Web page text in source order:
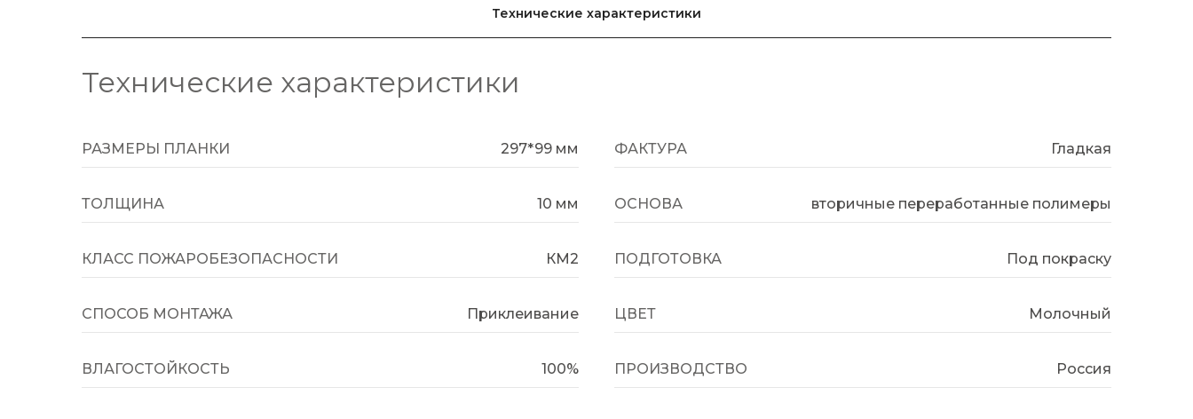
Технические характеристики
Технические характеристики
РАЗМЕРЫ ПЛАНКИ 297*99 мм
ТОЛЩИНА 10 мм
КЛАСС ПОЖАРОБЕЗОПАСНОСТИ КМ2
СПОСОБ МОНТАЖА Приклеивание
ВЛАГОСТОЙКОСТЬ 100%
ФАКТУРА Гладкая
ОСНОВА вторичные переработанные полимеры
ПОДГОТОВКА Под покраску
ЦВЕТ Молочный
ПРОИЗВОДСТВО Россия